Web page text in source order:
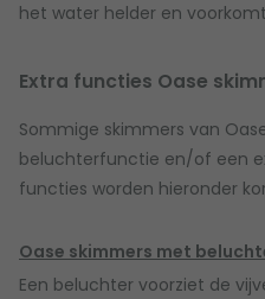
het water helder en
Extra functies Oase
Sommige skimmers van
beluchterfunctie en/of een
functies worden hieronder
Oase skimmers met
Een beluchter voorziet de